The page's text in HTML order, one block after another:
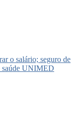
o salário; seguro de
saúde UNIMED